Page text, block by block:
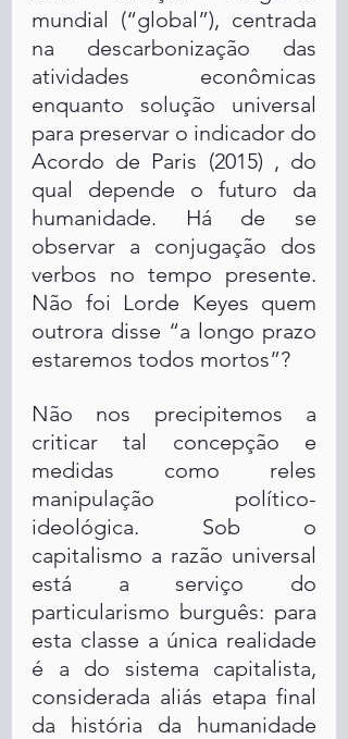
mundial (“global”), centrada
na descarbonização das
atividades econômicas
enquanto solução universal
para preservar o indicador do
Acordo de Paris (2015) , do
qual depende o futuro da
humanidade. Há de se
observar a conjugação dos
verbos no tempo presente.
Não foi Lorde Keyes quem
outrora disse “a longo prazo
estaremos todos mortos”?
Não nos precipitemos a
criticar tal concepção e
medidas como reles
manipulação político-
ideológica. Sob o
capitalismo a razão universal
está a serviço do
particularismo burguês: para
esta classe a única realidade
é a do sistema capitalista,
considerada aliás etapa final
da história da humanidade